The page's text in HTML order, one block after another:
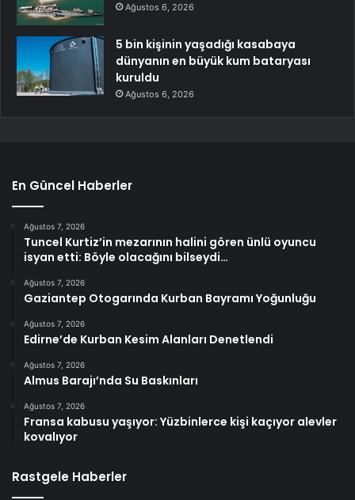
Ağustos 6, 2026
5 bin kişinin yaşadığı kasabaya
dünyanın en büyük kum bataryası
kuruldu
Ağustos 6, 2026
En Güncel Haberler
Ağustos 7, 2026
Tuncel Kurtiz’in mezarının halini gören ünlü oyuncu
isyan etti: Böyle olacağını bilseydi…
Ağustos 7, 2026
Gaziantep Otogarında Kurban Bayramı Yoğunluğu
Ağustos 7, 2026
Edirne’de Kurban Kesim Alanları Denetlendi
Ağustos 7, 2026
Almus Barajı’nda Su Baskınları
Ağustos 7, 2026
Fransa kabusu yaşıyor: Yüzbinlerce kişi kaçıyor alevler
kovalıyor
Rastgele Haberler